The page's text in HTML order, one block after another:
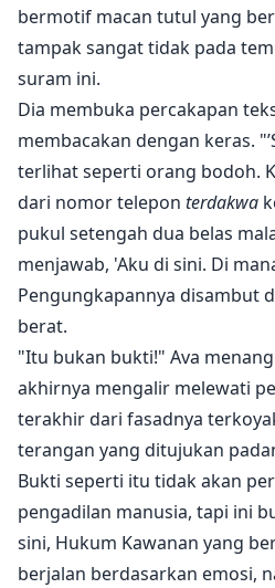
bermotif macan tutul yang
tampak sangat tidak pada
suram ini.
Dia membuka percakapan
membacakan dengan keras.
terlihat seperti orang bodoh.
dari nomor telepon terdakwa
pukul setengah dua belas
menjawab, 'Aku di sini. Di
Pengungkapannya disambut
berat.
"Itu bukan bukti!" Ava
akhirnya mengalir melewati
terakhir dari fasadnya
terangan yang ditujukan
Bukti seperti itu tidak akan
pengadilan manusia, tapi ini
sini, Hukum Kawanan yang
berjalan berdasarkan emosi,